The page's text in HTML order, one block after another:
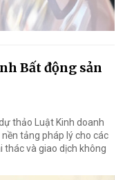
Bất động sản
thảo Luật Kinh doanh
tảng pháp lý cho các
thác và giao dịch không